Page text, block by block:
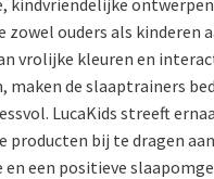
MERKEN
kindvriendelijke
zowel ouders als kinderen
vrolijke kleuren en
maken de slaaptrainers
LucaKids streeft
producten bij te dragen
een positieve